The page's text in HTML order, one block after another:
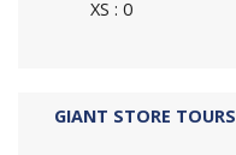
XS : 0
GIANT STORE TOURS